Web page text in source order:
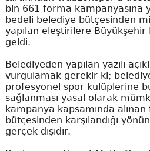
bin 661 forma kampanyasına
bedeli belediye bütçesinden
yapılan eleştirilere
geldi.
Belediyeden yapılan yazılı
vurgulamak gerekir ki;
profesyonel spor kulüplerine
sağlanması yasal olarak
kampanya kapsamında
bütçesinden karşılandığı
gerçek dışıdır.